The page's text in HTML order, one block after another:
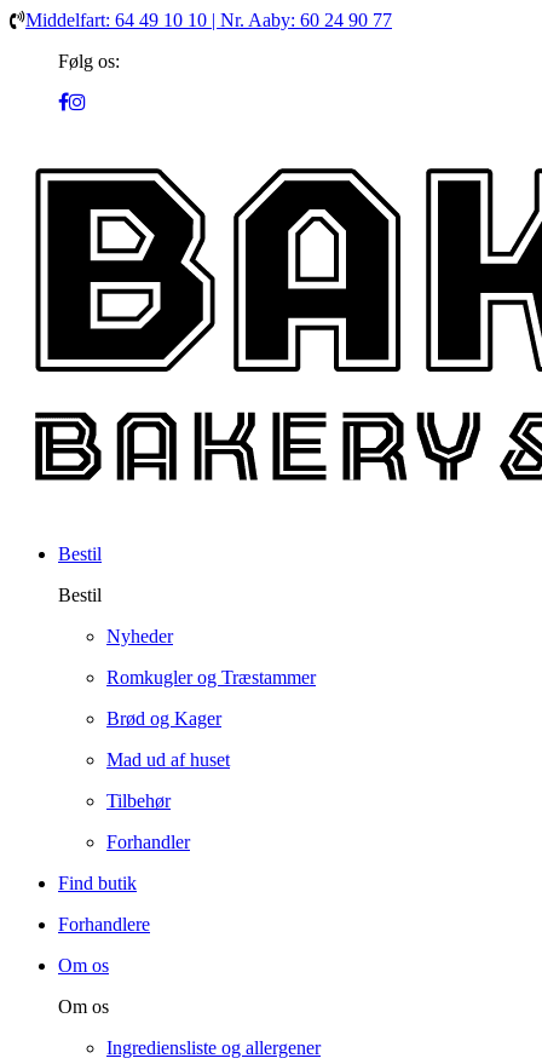
Middelfart: 64 49 10 10 | Nr. Aaby: 60 24 90 77
Følg os:
Bestil
Bestil
Nyheder
Romkugler og Træstammer
Brød og Kager
Mad ud af huset
Tilbehør
Forhandler
Find butik
Forhandlere
Om os
Om os
Ingrediensliste og allergener